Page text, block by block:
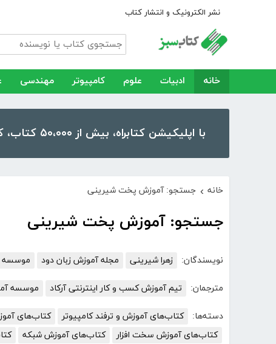
نشر الکترونیک و انتشار کتاب
خانه ادبیات علوم کامپیوتر مهندسی
با اپلیکیشن کتابراه، بیش از ۵۰،۰۰۰ کتاب، کتاب صوتی و رمان را در موبایل و تبلت خود داشته باشید!
خانه › جستجو: آموزش پخت شیرینی
جستجو: آموزش پخت شیرینی
نویسندگان: زهرا شیرینی مجله آموزش زبان دود موسسه
مترجمان: تیم آموزش کسب و کار اینترنتی آرکاد موسسه
دسته‌ها: کتاب‌های آموزش و ترفند کامپیوتر کتاب‌های
کتاب‌های آموزش سخت افزار
کتاب‌های آموزش شبکه